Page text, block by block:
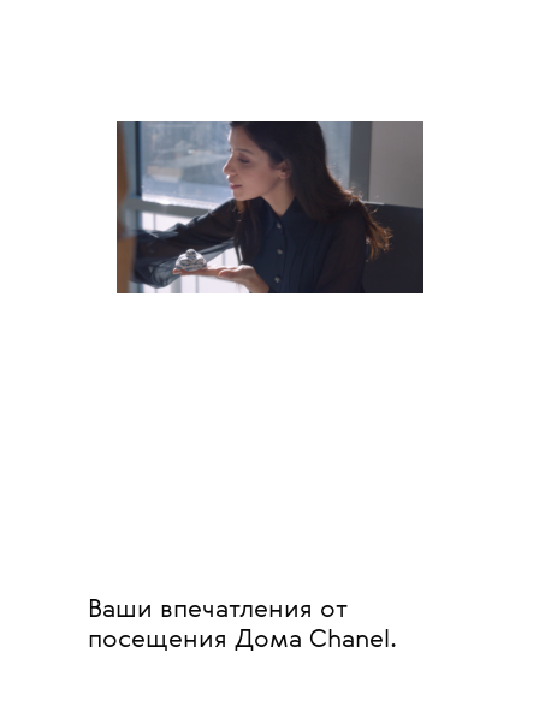
Ваши впечатления от
посещения Дома Chanel.